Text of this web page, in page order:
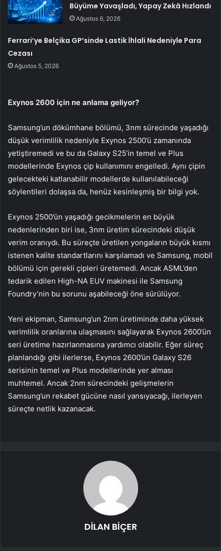
Büyüme Yavaşladı, Yapay Zekâ Hızlandı
Ağustos 6, 2026
Ferrari’ye Belçika GP’sinde Lastik İhlali Nedeniyle Para
Cezası
Ağustos 5, 2026
Exynos 2600 için ne anlama geliyor?
Samsung’un dökümhane bölümü, 3nm sürecinde yaşadığı
düşük verimlilik nedeniyle Exynos 2500’ü zamanında
yetiştiremedi ve bu da Galaxy S25’in temel ve Plus
modellerinde Exynos çip kullanımını engelledi. Aynı çipin
gelecekteki katlanabilir modellerde kullanılabileceği
söylentileri dolaşsa da, henüz kesinleşmiş bir bilgi yok.
Exynos 2500’ün yaşadığı gecikmelerin en büyük
nedenlerinden biri ise, 3nm üretim sürecindeki düşük
verim oranıydı. Bu süreçte üretilen yongaların büyük kısmı
istenen kalite standartlarını karşılamadı ve Samsung, mobil
bölümü için gerekli çipleri üretemedi. Ancak ASML’den
tedarik edilen High-NA EUV makinesi ile Samsung
Foundry’nin bu sorunu aşabileceği öne sürülüyor.
Yeni ekipman, Samsung’un 2nm üretiminde daha yüksek
verimlilik oranlarına ulaşmasını sağlayarak Exynos 2600’ün
seri üretime hazırlanmasına yardımcı olabilir. Eğer süreç
planlandığı gibi ilerlerse, Exynos 2600’ün Galaxy S26
serisinin temel ve Plus modellerinde yer alması
muhtemel. Ancak 2nm sürecindeki gelişmelerin
Samsung’un rekabet gücüne nasıl yansıyacağı, ilerleyen
süreçte netlik kazanacak.
DİLAN BİÇER